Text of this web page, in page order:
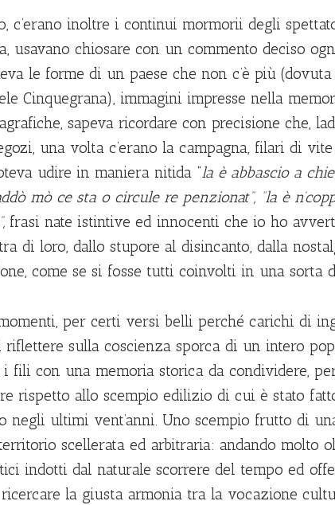
c’erano inoltre i continui mormorii degli
usavano chiosare con un commento deciso
le forme di un paese che non c’è più
Cinquegrana), immagini impresse nella
sapeva ricordare con precisione che,
una volta c’erano la campagna, filari di
udire in maniera nitida “la è abbascioa
ddòmò ce sta ocirculere penzionat”, “la è n’cop
, frasi nate istintive ed innocenti che io ho
di loro, dallo stupore al disincanto, dalla
come se si fosse tutti coinvolti in una sorta
per certi versi belli perché carichi di
sulla coscienza sporca di un intero
i fili con una memoria storica da condividere,
rispetto allo scempio edilizio di cui è stato
negli ultimi vent’anni. Uno scempio frutto di
scellerata ed arbitraria: andando molto
indotti dal naturale scorrere del tempo ed
ricercare la giusta armonia tra la vocazione